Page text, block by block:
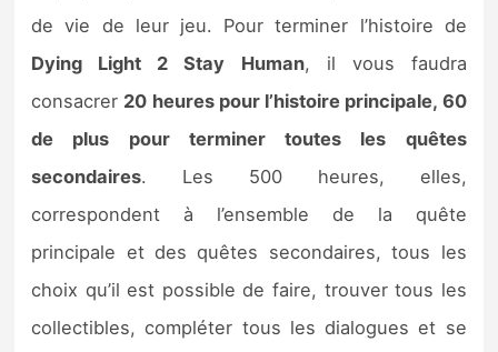
de vie de leur jeu. Pour terminer l’histoire de
Dying Light 2 Stay Human, il vous faudra
consacrer 20 heures pour l’histoire principale, 60
de plus pour terminer toutes les quêtes
secondaires. Les 500 heures, elles,
correspondent à l’ensemble de la quête
principale et des quêtes secondaires, tous les
choix qu’il est possible de faire, trouver tous les
collectibles, compléter tous les dialogues et se